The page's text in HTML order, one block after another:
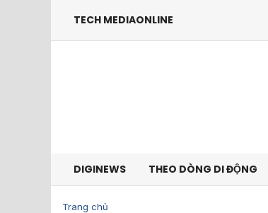
TECH MEDIAONLINE
DIGINEWS THEO DÒNG DI ĐỘNG
Trang chủ